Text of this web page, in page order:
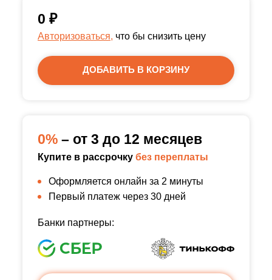
0 ₽
Авторизоваться, что бы снизить цену
ДОБАВИТЬ В КОРЗИНУ
0% – от 3 до 12 месяцев
Купите в рассрочку без переплаты
Оформляется онлайн за 2 минуты
Первый платеж через 30 дней
Банки партнеры: